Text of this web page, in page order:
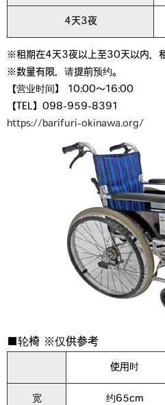
4天3夜
※租期在4天3夜以上至30天以内，
※数量有限，请提前预约。
【营业时间】 10:00～16:00
【TEL】098-959-8391
https://barifuri-okinawa.org/
■轮椅 ※仅供参考
使用时
宽 约65cm